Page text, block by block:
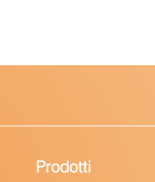
Prodotti